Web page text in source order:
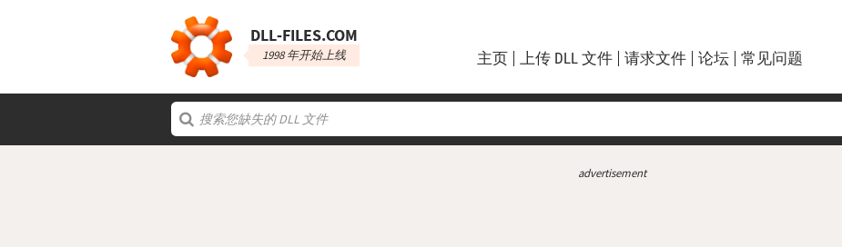
DLL‑FILES.COM
1998 年开始上线 主页 上传 DLL 文件 请求文件 论坛 常见问题
advertisement